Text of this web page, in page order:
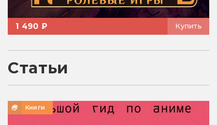
1 490 ₽ Купить
Статьи
Книги